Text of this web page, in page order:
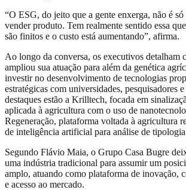
“O ESG, do jeito que a gente enxerga, não é
vender produto. Tem realmente sentido essa
são finitos e o custo está aumentando”, afirma.
Ao longo da conversa, os executivos detalham
ampliou sua atuação para além da genética
investir no desenvolvimento de tecnologias
estratégicas com universidades, pesquisadores
destaques estão a Krilltech, focada em
aplicada à agricultura com o uso de
Regeneração, plataforma voltada à agricultura
de inteligência artificial para análise de
Segundo Flávio Maia, o Grupo Casa Bugre
uma indústria tradicional para assumir um
amplo, atuando como plataforma de inovação,
e acesso ao mercado.